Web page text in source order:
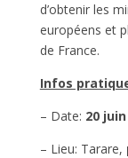
d’obtenir les
européens et
de France.
Infos
– Date: 20
– Lieu: Tarare,